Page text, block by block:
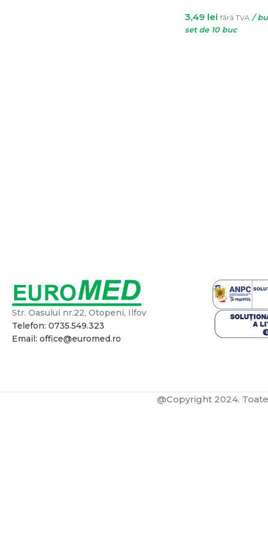
3,49 lei fără TVA /
set de 10 buc
Str. Oasului nr.22, Otopeni, Ilfov
Telefon: 0735.549.323
Email: office@euromed.ro
@Copyright 2024.